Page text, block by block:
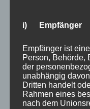
Die
FarbDesign Maaß
Ansatz: Vor jedem
Untergrundanalyse
i) Empfänger
Empfänger ist
Person, Behörde,
der
unabhängig
Dritten handelt
Rahmen eines
nach dem